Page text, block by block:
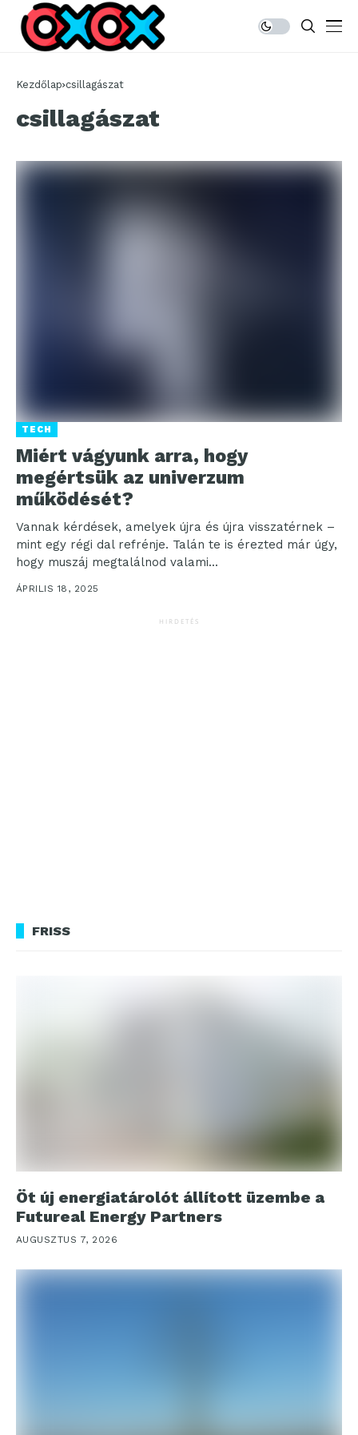
Kezdőlap csillagászat
csillagászat
TECH
Miért vágyunk arra, hogy
megértsük az univerzum
működését?
Vannak kérdések, amelyek újra és újra visszatérnek –
mint egy régi dal refrénje. Talán te is érezted már úgy,
hogy muszáj megtalálnod valami...
ÁPRILIS 18, 2025
HIRDETÉS
FRISS
Öt új energiatárolót állított üzembe a
Futureal Energy Partners
AUGUSZTUS 7, 2026